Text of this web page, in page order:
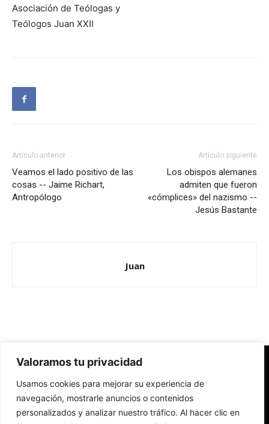
Valoramos tu privacidad
Usamos cookies para mejorar su experiencia de
navegación, mostrarle anuncios o contenidos
personalizados y analizar nuestro tráfico. Al hacer clic en
Asociación de Teólogas y
Teólogos Juan XXII
Artículo anterior
Veamos el lado positivo de las
cosas -- Jaime Richart,
Antropólogo
Artículo siguiente
Los obispos alemanes
admiten que fueron
«cómplices» del nazismo --
Jesús Bastante
Juan
Redes Cristianas
Una mirada alternativa sobre la Iglesia católica y la sociedad
- Colectivos de Redes Cristianas